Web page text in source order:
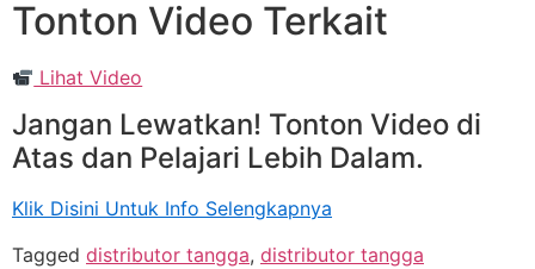
Tonton Video Terkait
Lihat Video
Jangan Lewatkan! Tonton Video di
Atas dan Pelajari Lebih Dalam.
Klik Disini Untuk Info Selengkapnya
Tagged distributor tangga, distributor tangga